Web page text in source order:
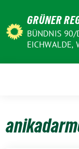
Inhalt
GRÜNER
BÜNDNIS 90/
EICHWALDE,